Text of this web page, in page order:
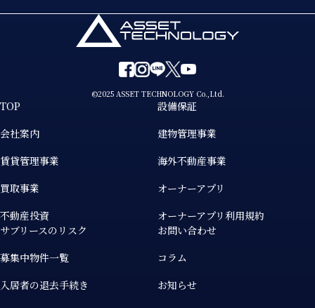
©2025 ASSET TECHNOLOGY Co.,Ltd.
TOP
会社案内
賃貸管理事業
買取事業
不動産投資
設備保証
建物管理事業
海外不動産事業
オーナーアプリ
オーナーアプリ利用規約
サブリースのリスク
募集中物件一覧
入居者の退去手続き
お問い合わせ
コラム
お知らせ